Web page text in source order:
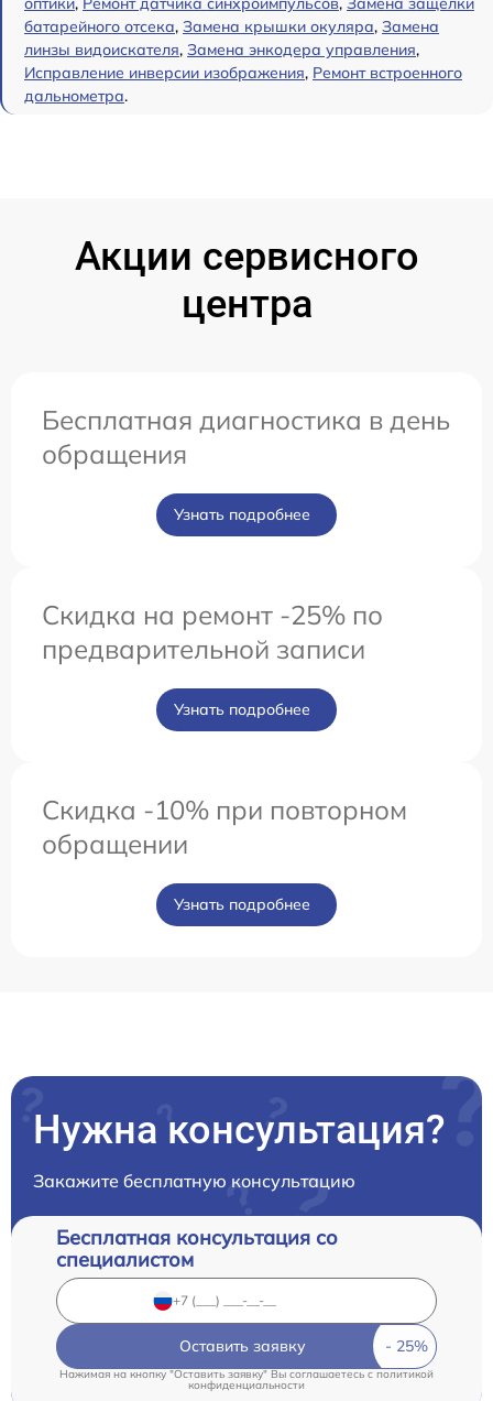
батарейного отсека, Замена крышки окуляра, Замена
линзы видоискателя, Замена энкодера управления,
Исправление инверсии изображения, Ремонт встроенного
дальнометра.
Акции сервисного
центра
Бесплатная диагностика в день
обращения
Узнать подробнее
Скидка на ремонт -25% по
предварительной записи
Узнать подробнее
Скидка -10% при повторном
обращении
Узнать подробнее
Нужна консультация?
Закажите бесплатную консультацию
Бесплатная консультация со
специалистом
Оставить заявку
Нажимая на кнопку "Оставить заявку" Вы соглашаетесь cполитикой
конфиденциальности